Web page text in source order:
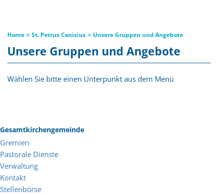
Home » St. Petrus Canisius » Unsere Gruppen und Angebote
Unsere Gruppen und Angebote
Wählen Sie bitte einen Unterpunkt aus dem Menü
Gesamtkirchengemeinde
Gremien
Pastorale Dienste
Verwaltung
Kontakt
Stellenbörse